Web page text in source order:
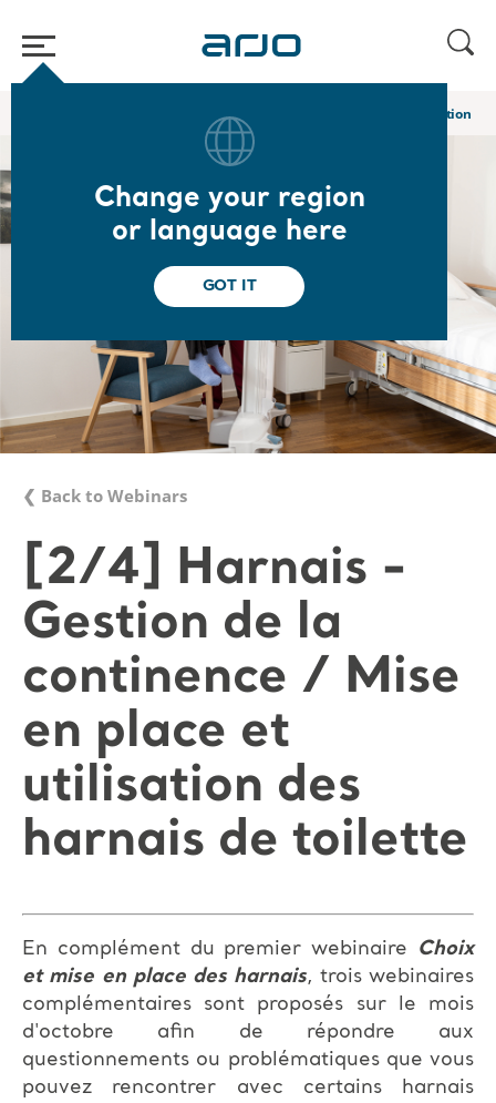
Change your region
or language here
GOT IT
Academy webinars & e-learnings [2/4] Harnais - Gestion
❮ Back to Webinars
[2/4] Harnais -
Gestion de la
continence / Mise
en place et
utilisation des
harnais de toilette
En complément du premier webinaire Choix
et mise en place des harnais, trois webinaires
complémentaires sont proposés sur le mois
d'octobre afin de répondre aux
questionnements ou problématiques que vous
pouvez rencontrer avec certains harnais